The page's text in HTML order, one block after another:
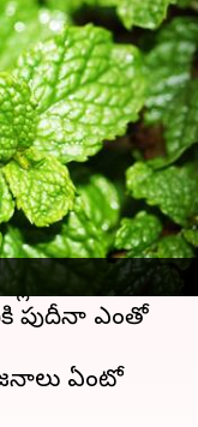
చేసే
pm
వాటికి అదనపు
అనేక
పుదీనా ఎంతో
ఏంటో